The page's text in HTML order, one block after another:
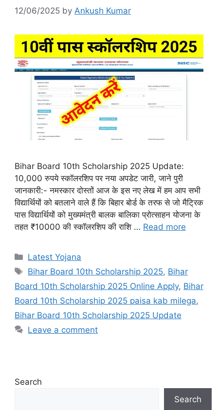
12/06/2025 by Ankush Kumar
Bihar Board 10th Scholarship 2025 Update:
10,000 रुपये स्कॉलरशिप पर नया अपडेट जारी, जाने पुरी
जानकारी:- नमस्कार दोस्तों आज के इस नए लेख में हम आप सभी
विद्यार्थियों को बतलाने वाले हैं कि बिहार बोर्ड के तरफ से जो मैट्रिक
पास विद्यार्थियों को मुख्यमंत्री बालक बालिका प्रोत्साहन योजना के
तहत ₹10000 की स्कॉलरशिप की राशि … Read more
Categories
Latest Yojana
Tags
Bihar Board 10th Scholarship 2025, Bihar
Board 10th Scholarship 2025 Online Apply, Bihar
Board 10th Scholarship 2025 paisa kab milega,
Bihar Board 10th Scholarship 2025 Update
Leave a comment
Search
Search